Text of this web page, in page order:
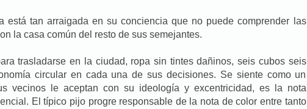
está tan arraigada en su conciencia que no puede comprender las
la casa común del resto de sus semejantes.
trasladarse en la ciudad, ropa sin tintes dañinos, seis cubos seis
circular en cada una de sus decisiones. Se siente como un
vecinos le aceptan con su ideología y excentricidad, es la nota
El típico pijo progre responsable de la nota de color entre tanto